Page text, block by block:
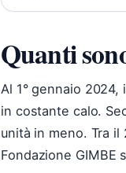
Quanti
Al 1° gennaio
in costante calo.
unità in meno. Tra
Fondazione GIMBE